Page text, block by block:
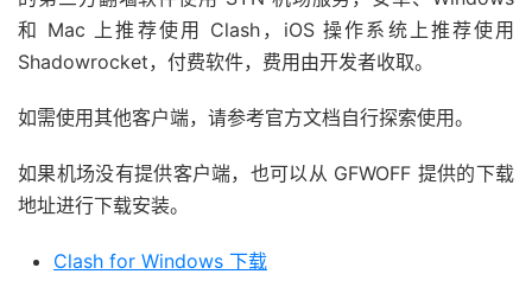
和 Mac 上推荐使用 Clash，iOS 操作系统上推荐使用
Shadowrocket，付费软件，费用由开发者收取。
如需使用其他客户端，请参考官方文档自行探索使用。
如果机场没有提供客户端，也可以从 GFWOFF 提供的下载
地址进行下载安装。
Clash for Windows 下载